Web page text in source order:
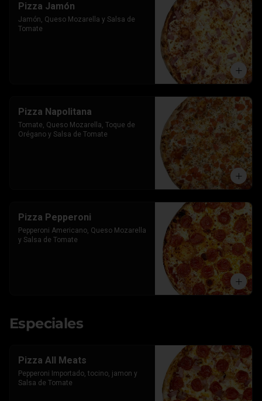
Pizza Jamón
Jamón, Queso Mozarella y Salsa de
Tomate
Pizza Napolitana
Tomate, Queso Mozarella, Toque de
Orégano y Salsa de Tomate
Pizza Pepperoni
Pepperoni Americano, Queso Mozarella
y Salsa de Tomate
Especiales
Pizza All Meats
Pepperoni Importado, tocino, jamon y
Salsa de Tomate